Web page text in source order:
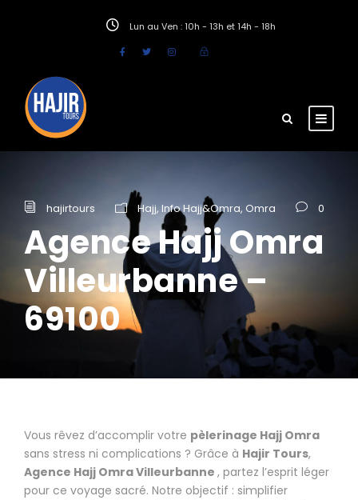
Lun au Ven : 10h - 13h et 14h - 18h
hajirtours Hajj,Info Hajj&Omra, Omra 0
Agence Hajj Omra
Villeurbanne –
69100
Vous rêvez d’accomplir votre pèlerinage Hajj Omra
sans stress ni complications ? Grâce à Hajir Tours,
Agence Hajj Omra Villeurbanne , partez l’esprit léger
pour ce voyage sacré. Notre objectif : simplifier